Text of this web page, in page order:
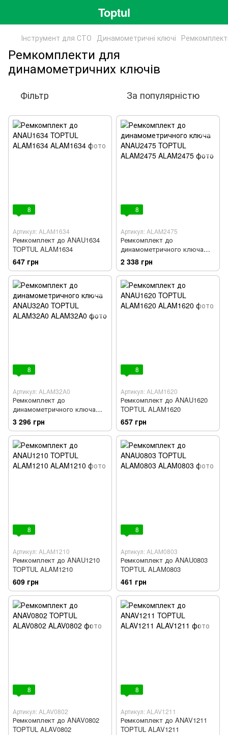
Toptul
Інструмент для СТО Динамометричні ключі
Ремкомплекти для
динамометричних ключів
Фільтр За популярністю
8
Артикул: ALAM1634
Ремкомплект до ANAU1634
TOPTUL ALAM1634
647 грн
8
Артикул: ALAM2475
Ремкомплект до
динамометричного ключа
ANAU2475 TOPTUL ALAM2475
2 338 грн
8
Артикул: ALAM32A0
Ремкомплект до
динамометричного ключа
ANAU32A0 TOPTUL
ALAM32A0
3 296 грн
8
Артикул: ALAM1620
Ремкомплект до ANAU1620
TOPTUL ALAM1620
657 грн
8
Артикул: ALAM1210
Ремкомплект до ANAU1210
TOPTUL ALAM1210
609 грн
8
Артикул: ALAM0803
Ремкомплект до ANAU0803
TOPTUL ALAM0803
461 грн
8
Артикул: ALAV0802
Ремкомплект до ANAV0802
TOPTUL ALAV0802
8
Артикул: ALAV1211
Ремкомплект до ANAV1211
TOPTUL ALAV1211